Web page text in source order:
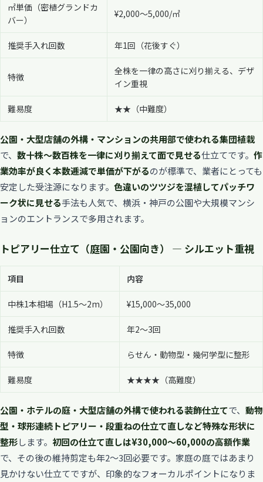
㎡単価（密植グランドカ
バー）
¥2,000〜5,000/㎡
推奨手入れ回数 年1回（花後すぐ）
特徴
全株を一律の高さに刈り揃える、デザ
イン重視
難易度 ★★（中難度）
公園・大型店舗の外構・マンションの共用部で使われる集団植栽
で、 数十株〜数百株を一律に刈り揃えて面で見せる仕立てです。 作
業効率が良く本数逓減で単価が下がるのが標準で、業者にとっても
安定した受注源になります。 色違いのツツジを混植してパッチワ
ーク状に見せる手法も人気で、横浜・神戸の公園や大規模マンシ
ョンのエントランスで多用されます。
トピアリー仕立て（庭園・公園向き） — シルエット重視
項目 内容
中株1本相場（H1.5〜2m） ¥15,000〜35,000
推奨手入れ回数 年2〜3回
特徴 らせん・動物型・幾何学型に整形
難易度 ★★★★（高難度）
公園・ホテルの庭・大型店舗の外構で使われる装飾仕立てで、 動物
型・球形連続トピアリー・段重ねの仕立て直しなど特殊な形状に
整形します。 初回の仕立て直しは¥30,000〜60,000の高額作業
で、その後の維持剪定も年2〜3回必要です。家庭の庭ではあまり
見かけない仕立てですが、印象的なフォーカルポイントになりま